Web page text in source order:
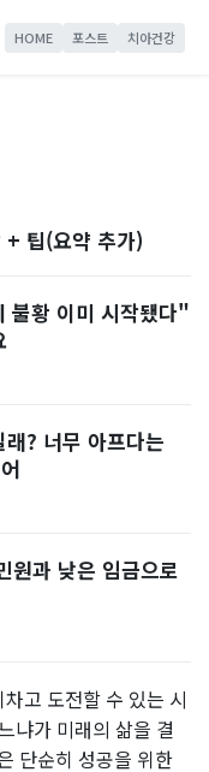
HOME 포스트 치아건강
+ 팁(요약 추가)
불황 이미 시작됐다"
? 너무 아프다는
원과 낮은 임금으로
고 도전할 수 있는 시
냐가 미래의 삶을 결
단순히 성공을 위한